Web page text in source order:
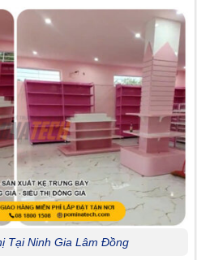
Tại Ninh Gia Lâm Đồng